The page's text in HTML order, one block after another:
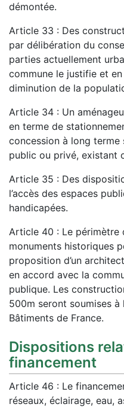
démontée.
Article 33 : Des
par délibération du
parties actuellement
commune le justifie et
diminution de la
Article 34 : Un
en terme de
concession à long
public ou privé, existant
Article 35 : Des
l’accès des espaces
handicapées.
Article 40 : Le périmètre
monuments historiques
proposition d’un
en accord avec la
publique. Les
500m seront soumises à
Bâtiments de France.
Dispositions
financement
Article 46 : Le
réseaux, éclairage, eau,